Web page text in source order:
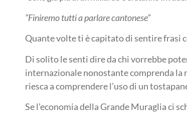
“Finiremo tutti a parlare cantonese”
Quante volte ti è capitato di sentire frasi
Di solito le senti dire da chi vorrebbe
internazionale nonostante comprenda la
riesca a comprendere l’uso di un
Se l’economia della Grande Muraglia ci